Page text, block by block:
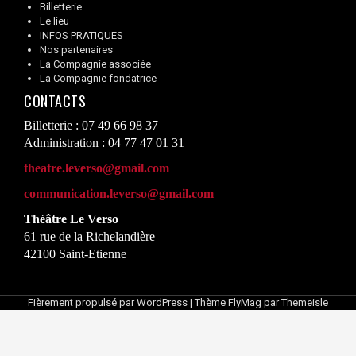
Billetterie
Le lieu
INFOS PRATIQUES
Nos partenaires
La Compagnie associée
La Compagnie fondatrice
CONTACTS
Billetterie : 07 49 66 98 37
Administration : 04 77 47 01 31
theatre.leverso@gmail.com
communication.leverso@gmail.com
Théâtre Le Verso
61 rue de la Richelandière
42100 Saint-Etienne
Fièrement propulsé par WordPress |Thème FlyMag par Themeisle